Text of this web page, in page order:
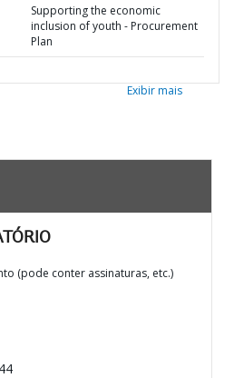
Supporting the economic
inclusion of youth - Procurement
Plan
Exibir mais
(pode conter assinaturas, etc.)